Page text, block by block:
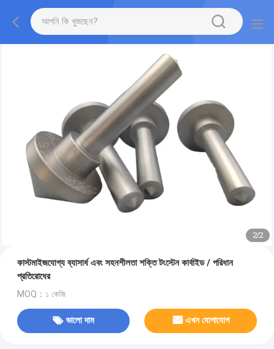
2/2
কাস্টমাইজযোগ্য ব্যাসার্ধ এবং সহনশীলতা শক্তি টংস্টেন কার্বাইড / পরিধান
প্রতিরোধের
MOQ：১ কেজি
ভালো দাম এখন যোগাযোগ